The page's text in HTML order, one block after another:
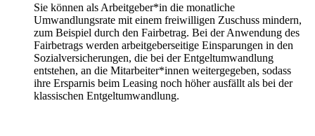
Sie können als Arbeitgeber*in die monatliche
Umwandlungsrate mit einem freiwilligen Zuschuss mindern,
zum Beispiel durch den Fairbetrag. Bei der Anwendung des
Fairbetrags werden arbeitgeberseitige Einsparungen in den
Sozialversicherungen, die bei der Entgeltumwandlung
entstehen, an die Mitarbeiter*innen weitergegeben, sodass
ihre Ersparnis beim Leasing noch höher ausfällt als bei der
klassischen Entgeltumwandlung.